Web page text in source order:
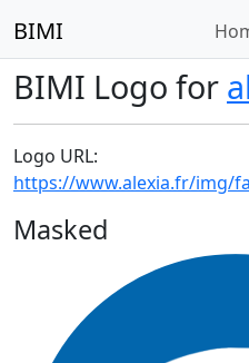
BIMI
BIMI Logo for
Logo URL:
https://www.alexia.fr/img/
Masked